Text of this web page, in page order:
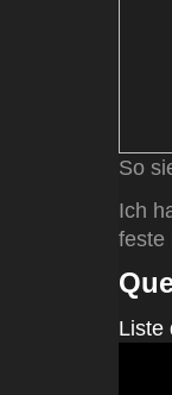
So
Ich
feste
Liste